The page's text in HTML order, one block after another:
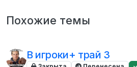
Похожие темы
В игроки+ трай 3